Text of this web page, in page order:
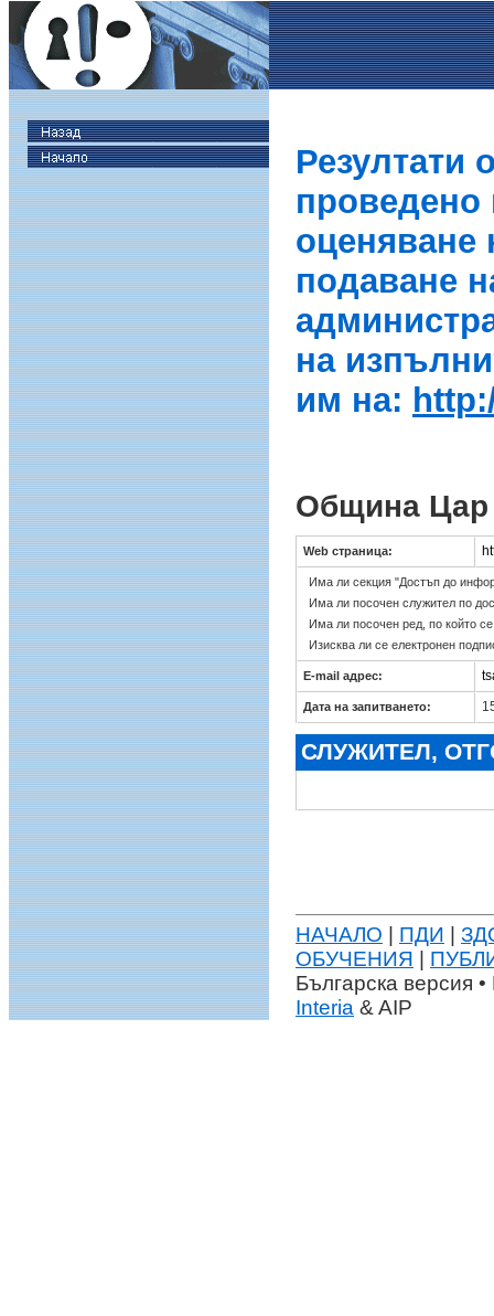
Резултати
проведено
оценяване
подаване
на
им на:
Община Цар
Web страница:
Има ли секция "Достъп до
Има ли посочен служител по
Има ли посочен ред, по който
Изисква ли се електронен
E-mail адрес:
Дата на запитването:
СЛУЖИТЕЛ,
НАЧАЛО | ПДИ |
ОБУЧЕНИЯ |
Българска версия
Interia & AIP